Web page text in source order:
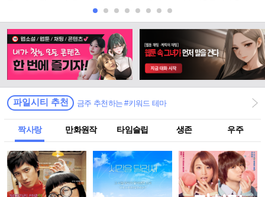
파일시티 추천 금주 추천하는 #키워드 테마
짝사랑 만화원작 타임슬립 생존 우주